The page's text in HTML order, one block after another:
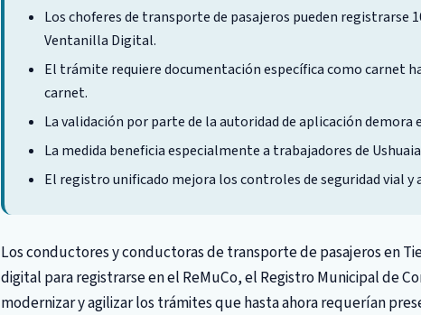
Los choferes de transporte de pasajeros pueden registrarse
Ventanilla Digital.
El trámite requiere documentación específica como carnet
carnet.
La validación por parte de la autoridad de aplicación demora
La medida beneficia especialmente a trabajadores de
El registro unificado mejora los controles de seguridad vial
Los conductores y conductoras de transporte de pasajeros en
digital para registrarse en el ReMuCo, el Registro Municipal de
modernizar y agilizar los trámites que hasta ahora requerían